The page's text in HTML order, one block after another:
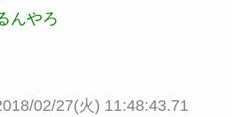
んやろ
02/27(火) 11:48:43.71